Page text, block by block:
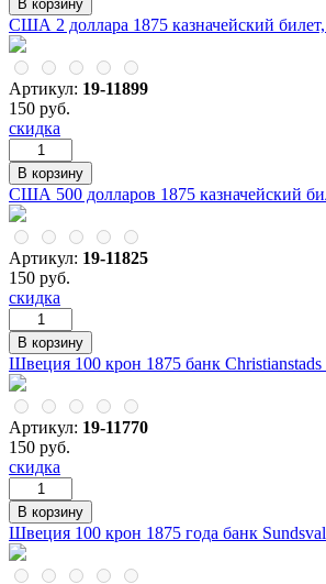
США 2 доллара 1875 казначейский
Артикул: 19-11899
150 руб.
скидка
США 500 долларов 1875 казначейский
Артикул: 19-11825
150 руб.
скидка
Швеция 100 крон 1875 банк Christianstads
Артикул: 19-11770
150 руб.
скидка
Швеция 100 крон 1875 года банк